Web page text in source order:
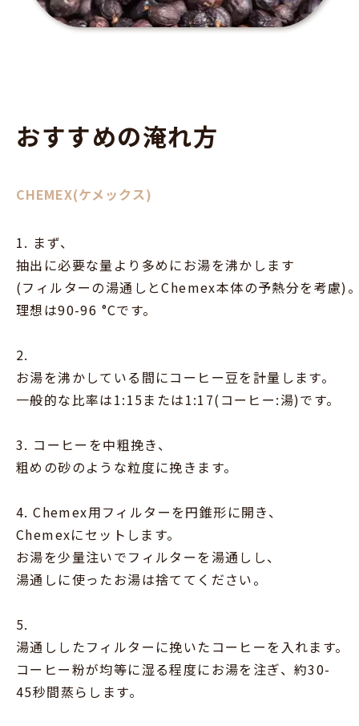
おすすめの淹れ方
CHEMEX(ケメックス)
1. まず、
抽出に必要な量より多めにお湯を沸かします
(フィルターの湯通しとChemex本体の予熱分を考慮)
理想は90-96 °Cです。
2.
お湯を沸かしている間にコーヒー豆を計量します。
一般的な比率は1:15または1:17(コーヒー:湯)です。
3. コーヒーを中粗挽き、
粗めの砂のような粒度に挽きます。
4. Chemex用フィルターを円錐形に開き、
Chemexにセットします。
お湯を少量注いでフィルターを湯通しし、
湯通しに使ったお湯は捨ててください。
5.
湯通ししたフィルターに挽いたコーヒーを入れます。
コーヒー粉が均等に湿る程度にお湯を注ぎ、約30-
45秒間蒸らします。